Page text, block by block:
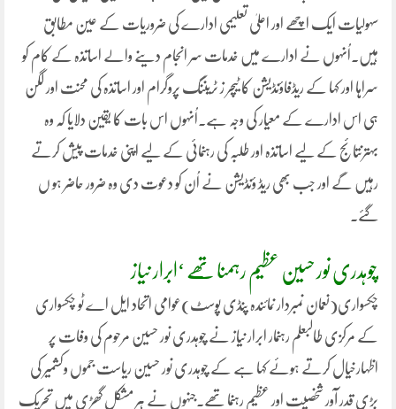
سہولیات ایک اچھے اور اعلیٰ تعلیمی ادارے کی ضروریات کے عین مطابق
ہیں۔اُنہوں نے ادارے میں خدمات سر انجام دینے والے اساتذہ کے کام کو
سراہا اور کہا کے ریڈفاؤنڈیشن کا ٹیچر ز ٹریننگ پروگرام اور اساتذہ کی محنت اور لگن
ہی اس ادارے کے معیار کی وجہ ہے۔اُنہوں اس بات کا یقین دلایا کہ وہ
بہترنتائج کے لیے اساتذہ اور طلبہ کی رہنمائی کے لیے اپنی خدمات پیش کرتے
رہیں گے اور جب بھی ریڈ ؤنڈیشن نے اُن کو دعوت دی وہ ضرور حاضر ہو ں
گئے۔
چوہدری نور حسین عظیم رہمنا تھے ‘ابرار نیاز
چکسواری(نعمان نمبردار نمائندہ پنڈی پوسٹ)عوامی اتحاد ایل اے ٹو چکسواری
کے مرکزی طالبعلم رہنمار ابرار نیاز نے چوہدری نور حسین مرحوم کی وفات پر
اظہارخیال کرتے ہوئے کہا ہے کے چوہدری نور حسین ریاست جموں وکشمیر کی
بڑی قدر آور شخصیت اور عظیم رہنما تھے۔جنہوں نے ہر مشکل گھڑی میں تحریک